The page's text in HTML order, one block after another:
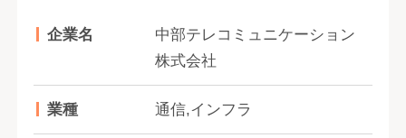
企業名
中部テレコミュニケーション
株式会社
業種 通信,インフラ